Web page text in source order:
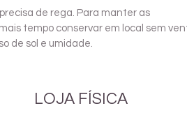
de rega. Para manter as
tempo conservar em local sem
de sol e umidade.
LOJA FÍSICA